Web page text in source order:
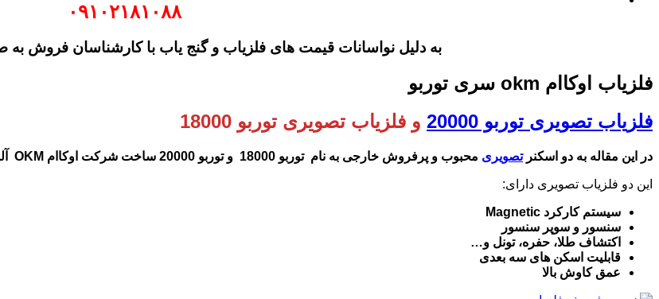
۰۹۱۰۲۱۸۱۰۸۸
به دلیل نواسانات قیمت های فلزیاب و گنج یاب با کارشناسان فروش به صورت ۲۴ ساعته در
فلزیاب اوکاام okm سری توربو
فلزیاب تصویری توربو 20000
و فلزیاب تصویری توربو 18000
در این مقاله به دو اسکنرتصویری محبوب و پرفروش خارجی به نام توربو 18000 و توربو 20000 ساخت شرکت اوکاام OKM آلمان می پردازیم.
این دو فلزیاب تصویری دارای:
سیستم کارکرد Magnetic
سنسور و سوپر سنسور
اکتشاف طلا، حفره، تونل و…
قابلیت اسکن های سه بعدی
عمق کاوش بالا